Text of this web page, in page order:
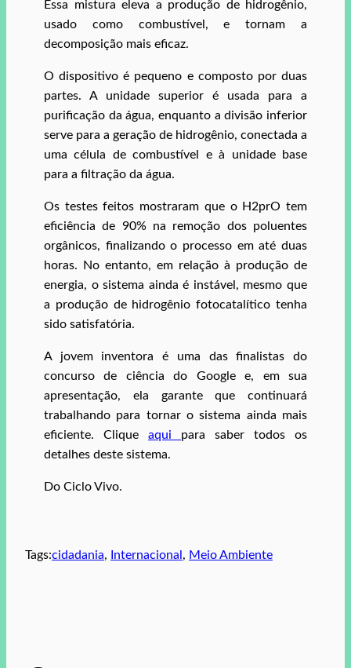
Essa mistura eleva a produção de hidrogênio,
usado como combustível, e tornam a
decomposição mais eficaz.
O dispositivo é pequeno e composto por duas
partes. A unidade superior é usada para a
purificação da água, enquanto a divisão inferior
serve para a geração de hidrogênio, conectada a
uma célula de combustível e à unidade base
para a filtração da água.
Os testes feitos mostraram que o H2prO tem
eficiência de 90% na remoção dos poluentes
orgânicos, finalizando o processo em até duas
horas. No entanto, em relação à produção de
energia, o sistema ainda é instável, mesmo que
a produção de hidrogênio fotocatalítico tenha
sido satisfatória.
A jovem inventora é uma das finalistas do
concurso de ciência do Google e, em sua
apresentação, ela garante que continuará
trabalhando para tornar o sistema ainda mais
eficiente. Clique aqui para saber todos os
detalhes deste sistema.
Do Ciclo Vivo.
Tags:cidadania, Internacional , Meio Ambiente